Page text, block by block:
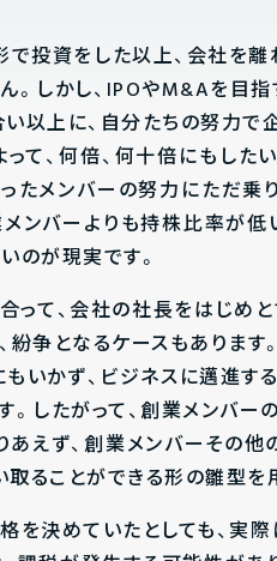
で投資をした以上、会社を
。しかし、IPOやM&Aを目
以上に、自分たちの努力で
て、何倍、何十倍にもした
たメンバーの努力にただ乗
ンバーよりも持株比率が
のが現実です。
って、会社の社長をはじめ
紛争となるケースもありま
いかず、ビジネスに邁進す
。したがって、創業メンバ
あえず、創業メンバーその
ることができる形の雛型を
を決めていたとしても、実